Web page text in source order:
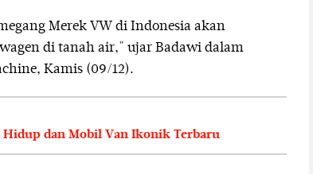
Merek VW di Indonesia akan
di tanah air," ujar Badawi dalam
Kamis (09/12).
Hidup dan Mobil Van Ikonik Terbaru